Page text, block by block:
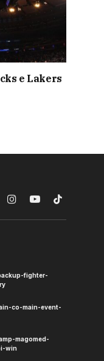
e Lakers
InstagramYouTubeTikTok
fighter-
co-main-event-
magomed-
win